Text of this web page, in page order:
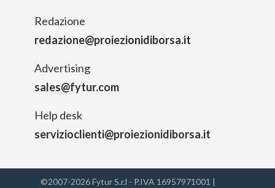
Redazione
redazione@proiezionidiborsa.it
Advertising
sales@fytur.com
Help desk
servizioclienti@proiezionidiborsa.it
©2007-2026 Fytur S.r.l - P.IVA 16957971001 |